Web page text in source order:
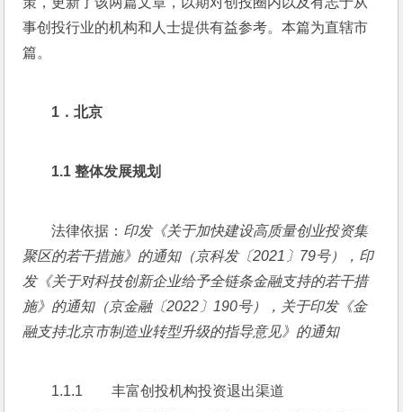
事创投行业的机构和人士提供有益参考。本篇为直辖市
篇。
1 ．北京
1.1 整体发展规划
法律依据： 印发《关于加快建设高质量创业投资集
聚区的若干措施》的通知（京科发〔2021 〕 79号），印
发《关于对科技创新企业给予全链条金融支持的若干措
施》的通知（京金融〔2022 〕 190号），关于印发《金
融支持北京市制造业转型升级的指导意见》的通知
1.1.1        丰富创投机构投资退出渠道